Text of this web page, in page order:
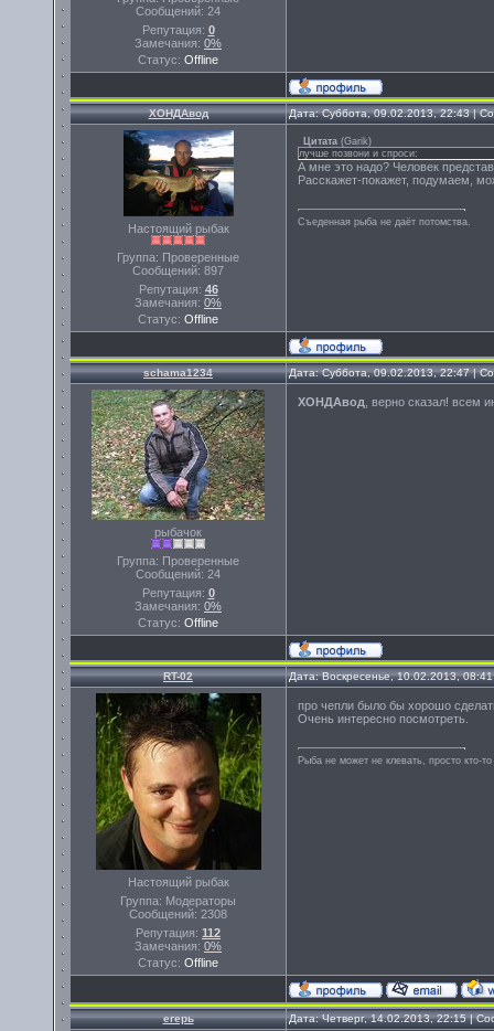
Сообщений: 24
Репутация: 0
Замечания: 0%
Статус: Offline
ХОНДАвод Дата: Суббота, 09.02.2013, 22:43 |
Настоящий рыбак
Группа: Проверенные
Сообщений: 897
Репутация: 46
Замечания: 0%
Статус: Offline
Цитата (Garik)
лучше позвони и спроси:
А мне это надо? Человек
Расскажет-покажет, подумаем,
Съеденная рыба не даёт потомства.
schama1234 Дата: Суббота, 09.02.2013, 22:47 |
рыбачок
Группа: Проверенные
Сообщений: 24
Репутация: 0
Замечания: 0%
Статус: Offline
ХОНДАвод , верно сказал! всем
RT-02 Дата: Воскресенье, 10.02.2013,
Настоящий рыбак
Группа: Модераторы
Сообщений: 2308
Репутация: 112
Замечания: 0%
Статус: Offline
про чепли было бы хорошо
Очень интересно посмотреть.
Рыба не может не клевать, просто кто-
егерь Дата: Четверг, 14.02.2013, 22:15 |